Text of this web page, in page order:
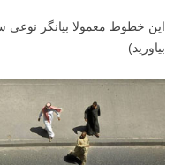
این خطوط معمولا بیانگر نوعی
بیاورید)